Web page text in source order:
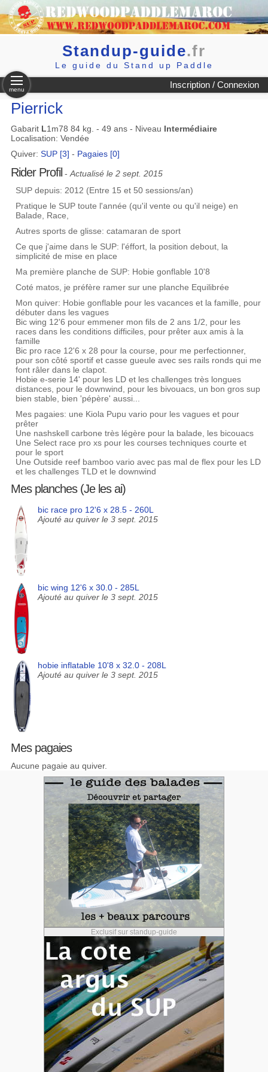
Standup-guide.fr
Le guide du Stand up Paddle
Inscription / Connexion
menu
Pierrick
Gabarit L1m78 84 kg. - 49 ans - Niveau Intermédiaire
Localisation: Vendée
Quiver: SUP [3] - Pagaies [0]
Rider Profil - Actualisé le 2 sept. 2015
SUP depuis: 2012 (Entre 15 et 50 sessions/an)
Pratique le SUP toute l'année (qu'il vente ou qu'il neige) en
Balade, Race,
Autres sports de glisse: catamaran de sport
Ce que j'aime dans le SUP: l'éffort, la position debout, la
simplicité de mise en place
Ma première planche de SUP: Hobie gonflable 10'8
Coté matos, je préfère ramer sur une planche Equilibrée
Mon quiver: Hobie gonflable pour les vacances et la famille, pour
débuter dans les vagues
Bic wing 12'6 pour emmener mon fils de 2 ans 1/2, pour les
races dans les conditions difficiles, pour prêter aux amis à la
famille
Bic pro race 12'6 x 28 pour la course, pour me perfectionner,
pour son côté sportif et casse gueule avec ses rails ronds qui me
font râler dans le clapot.
Hobie e-serie 14' pour les LD et les challenges très longues
distances, pour le downwind, pour les bivouacs, un bon gros sup
bien stable, bien 'pépère' aussi...
Mes pagaies: une Kiola Pupu vario pour les vagues et pour
prêter
Une nashskell carbone très légère pour la balade, les bicouacs
Une Select race pro xs pour les courses techniques courte et
pour le sport
Une Outside reef bamboo vario avec pas mal de flex pour les LD
et les challenges TLD et le downwind
Mes planches (Je les ai)
bic race pro 12'6 x 28.5 - 260L
Ajouté au quiver le 3 sept. 2015
bic wing 12'6 x 30.0 - 285L
Ajouté au quiver le 3 sept. 2015
hobie inflatable 10'8 x 32.0 - 208L
Ajouté au quiver le 3 sept. 2015
Mes pagaies
Aucune pagaie au quiver.
Exclusif sur standup-guide